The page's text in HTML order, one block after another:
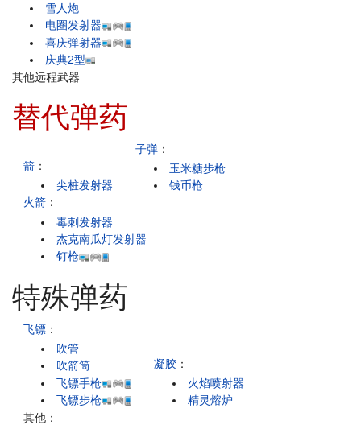
雪人炮
电圈发射器
喜庆弹射器
庆典2型
其他远程武器
替代弹药
箭 ：
尖桩发射器
子弹 ：
玉米糖步枪
钱币枪
火箭 ：
毒刺发射器
杰克南瓜灯发射器
钉枪
特殊弹药
飞镖 ：
吹管
吹箭筒
飞镖手枪
飞镖步枪
凝胶 ：
火焰喷射器
精灵熔炉
其他：